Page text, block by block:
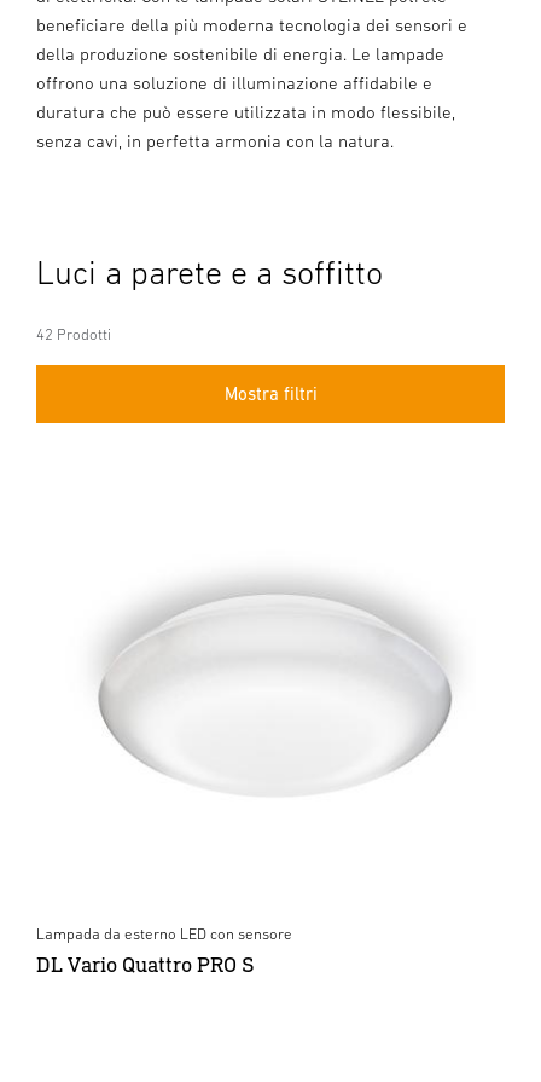
beneficiare della più moderna tecnologia dei sensori e
della produzione sostenibile di energia. Le lampade
offrono una soluzione di illuminazione affidabile e
duratura che può essere utilizzata in modo flessibile,
senza cavi, in perfetta armonia con la natura.
Luci a parete e a soffitto
42 Prodotti
Mostra filtri
Lampada da esterno LED con sensore
DL Vario Quattro PRO S